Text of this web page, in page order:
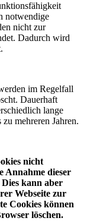
notwendige
nicht zur
Dadurch wird
im Regelfall
Dauerhaft
lange
mehreren Jahren.
nicht
Annahme dieser
kann aber
Webseite zur
Cookies können
löschen.